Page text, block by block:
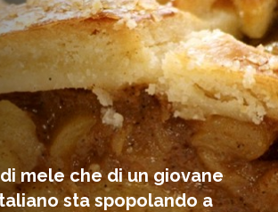
mele che di un giovane
sta spopolando a